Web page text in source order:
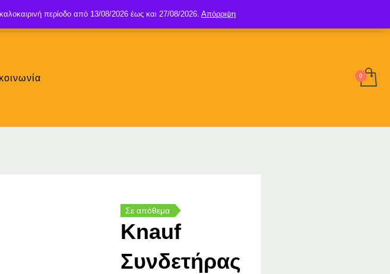
SIGN UP LOGIN
Σε απόθεμα
Knauf
Συνδετήρας
περίοδο από 13/08/2026 έως και 27/08/2026. Απόρριψη